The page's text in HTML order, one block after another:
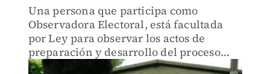
Una persona que participa como
Observadora Electoral, está facultada
por Ley para observar los actos de
preparación y desarrollo del proceso
electoral local